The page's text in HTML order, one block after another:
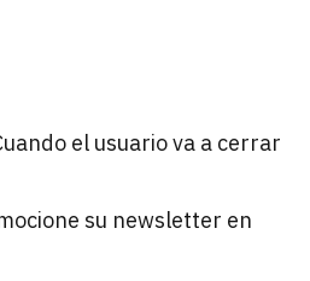
el usuario va a cerrar
su newsletter en